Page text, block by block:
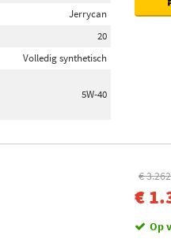
Jerrycan
20
Volledig synthetisch
5W-40
€
€
Op